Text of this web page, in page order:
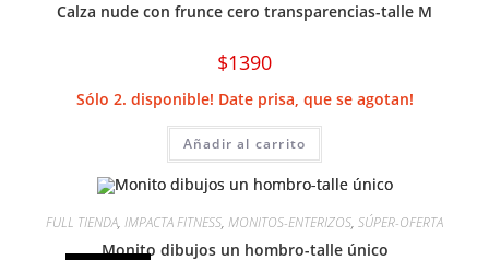
Calza nude con frunce cero transparencias-talle M
$1390
Sólo 2. disponible! Date prisa, que se agotan!
Añadir al carrito
FULL TIENDA, IMPACTA FITNESS, MONITOS-ENTERIZOS, SÚPER-OFERTA
Monito dibujos un hombro-talle único